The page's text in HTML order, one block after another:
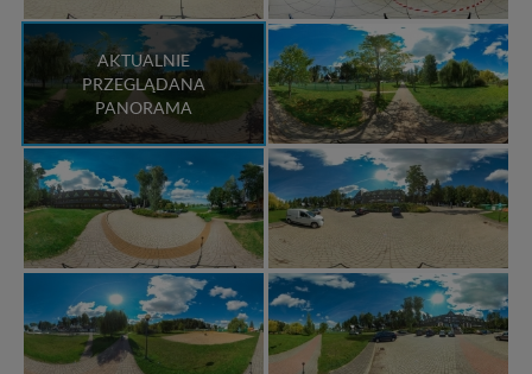
AKTUALNIE
PRZEGLĄDANA
PANORAMA